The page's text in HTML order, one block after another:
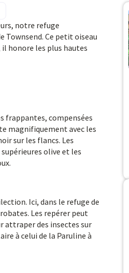
notre refuge
Townsend. Ce petit oiseau
honore les plus hautes
frappantes, compensées
magnifiquement avec les
sur les flancs. Les
olive et les
Ici, dans le refuge de
Les repérer peut
attraper des insectes sur
à celui de la Paruline à